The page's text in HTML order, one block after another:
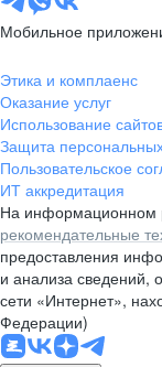
Мобильное
Этика и комплаенс
Оказание услуг
Использование
Защита
Пользовательское
ИТ аккредитация
На информационном
рекомендательные
предоставления
и анализа сведений,
сети «Интернет»,
Федерации)